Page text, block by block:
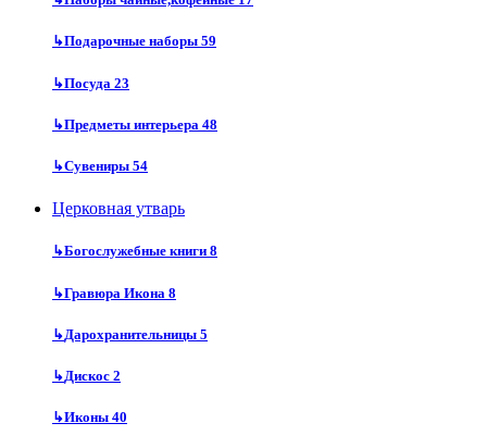
↳Подарочные наборы 59
↳Посуда 23
↳Предметы интерьера 48
↳Сувениры 54
Церковная утварь
↳Богослужебные книги 8
↳Гравюра Икона 8
↳Дарохранительницы 5
↳Дискос 2
↳Иконы 40